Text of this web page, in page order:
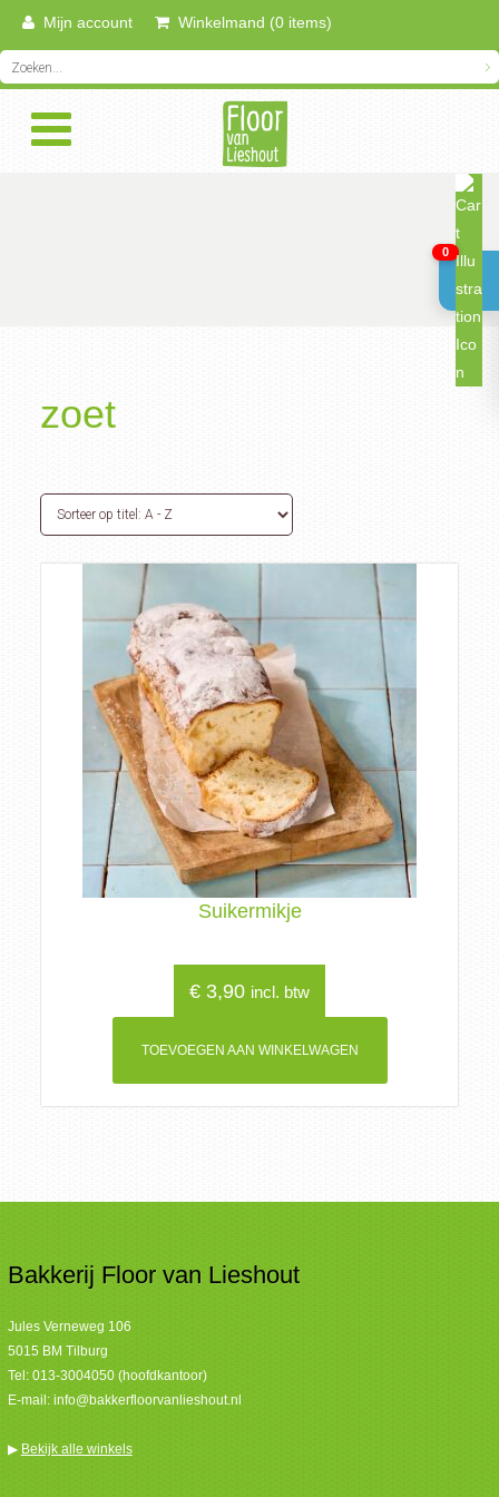
Mijn account Winkelmand (0 items)
zoet
Suikermikje
€ 3,90 incl. btw
TOEVOEGEN AAN WINKELWAGEN
Bakkerij Floor van Lieshout
Jules Verneweg 106
5015 BM Tilburg
Tel: 013-3004050 (hoofdkantoor)
E-mail: info@bakkerfloorvanlieshout.nl
▶ Bekijk alle winkels
0